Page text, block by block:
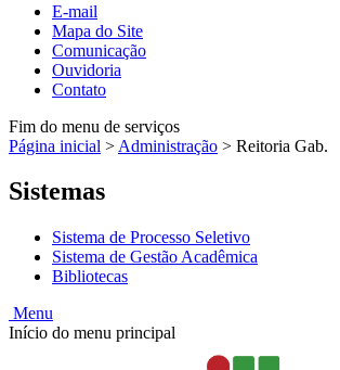
E-mail
Mapa do Site
Comunicação
Ouvidoria
Contato
Fim do menu de serviços
Página inicial > Administração > Reitoria Gab.
Sistemas
Sistema de Processo Seletivo
Sistema de Gestão Acadêmica
Bibliotecas
Menu
Início do menu principal